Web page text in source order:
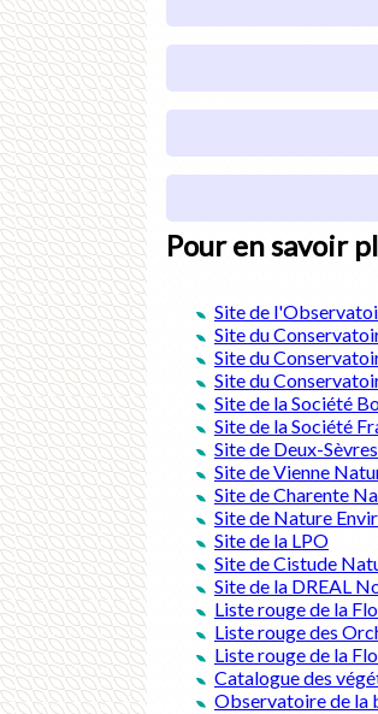
Pour en savoir
Site de
Site du
Site du
Site du
Site de la Société
Site de la Société
Site de Deux-
Site de Vienne
Site de Charente
Site de Nature
Site de la LPO
Site de Cistude
Site de la DREAL
Liste rouge de la
Liste rouge des
Liste rouge de la
Catalogue des
Observatoire de la